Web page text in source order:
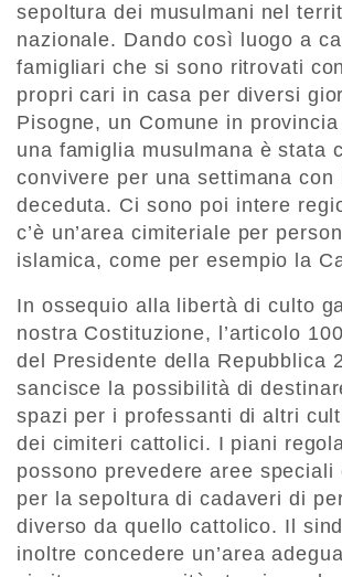
sepoltura dei musulmani nel
nazionale. Dando così luogo a
famigliari che si sono ritrovati
propri cari in casa per diversi
Pisogne, un Comune in
una famiglia musulmana è stata
convivere per una settimana con
deceduta. Ci sono poi intere
c’è un’area cimiteriale per
islamica, come per esempio la
In ossequio alla libertà di culto
nostra Costituzione, l’articolo
del Presidente della Repubblica
sancisce la possibilità di
spazi per i professanti di altri
dei cimiteri cattolici. I piani
possono prevedere aree speciali
per la sepoltura di cadaveri di
diverso da quello cattolico. Il
inoltre concedere un’area